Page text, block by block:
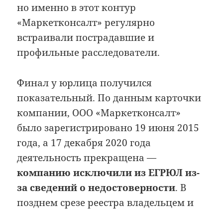
но именно в этот контур
«Маркетконсалт» регулярно
встраивали пострадавшие и
профильные расследователи.
Финал у юрлица получился
показательный. По данным карточки
компании, ООО «Маркетконсалт»
было зарегистрировано 19 июня 2015
года, а 17 декабря 2020 года
деятельность прекращена —
компанию исключили из ЕГРЮЛ из-
за сведений о недостоверности. В
позднем срезе реестра владельцем и